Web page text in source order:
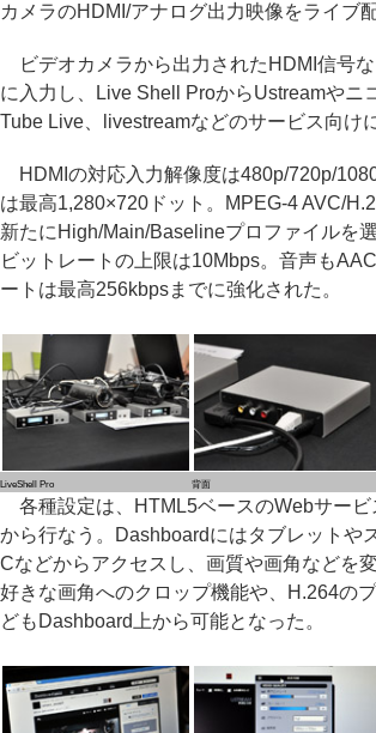
カメラのHDMI/アナログ出力映像をライブ配
ビデオカメラから出力されたHDMI信号
に入力し、Live Shell ProからUstreamやニ
Tube Live、livestreamなどのサービス向け
HDMIの対応入力解像度は480p/720p/
は最高1,280×720ドット。MPEG-4 AVC/
新たにHigh/Main/Baselineプロファイルを
ビットレートの上限は10Mbps。音声も
ートは最高256kbpsまでに強化された。
LiveShell Pro 背面
各種設定は、HTML5ベースのWebサービ
から行なう。Dashboardにはタブレットや
Cなどからアクセスし、画質や画角などを
好きな画角へのクロップ機能や、H.264の
どもDashboard上から可能となった。